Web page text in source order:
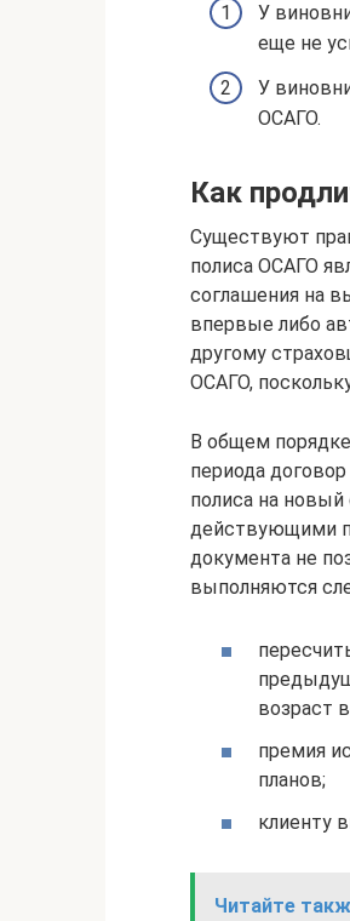
У
еще не
У
ОСАГО.
Как
Существуют
полиса ОСАГО
соглашения на
впервые либо
другому
ОСАГО,
В общем
периода
полиса на
действующими
документа не
выполняются
возраст
премия
планов;
клиенту
Читайте